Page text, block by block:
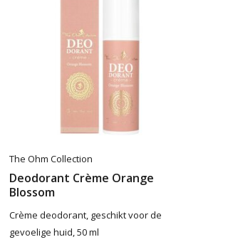
The Ohm Collection
Deodorant Crème Orange
Blossom
Crème deodorant, geschikt voor de
gevoelige huid, 50 ml